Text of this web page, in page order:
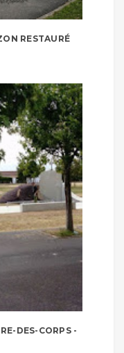
RESTAURÉ
DES-CORPS -